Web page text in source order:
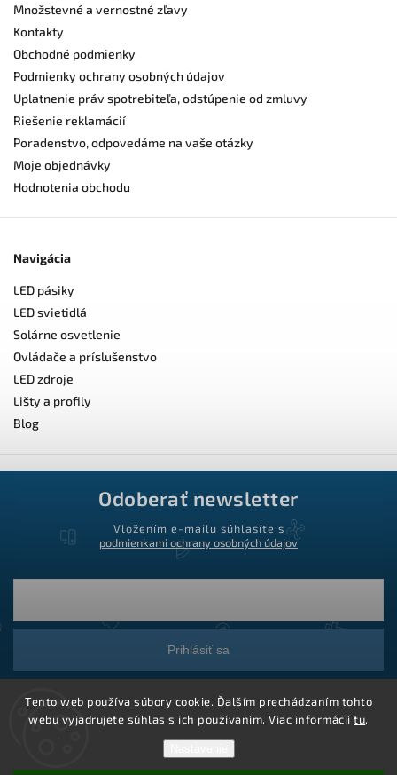
Tento web používa súbory cookie. Ďalším prechádzaním tohto
webu vyjadrujete súhlas s ich používaním. Viac informáciítu.
Množstevné a vernostné zľavy
Kontakty
Obchodné podmienky
Podmienky ochrany osobných údajov
Uplatnenie práv spotrebiteľa, odstúpenie od zmluvy
Riešenie reklamácií
Poradenstvo, odpovedáme na vaše otázky
Moje objednávky
Hodnotenia obchodu
Navigácia
LED pásiky
LED svietidlá
Solárne osvetlenie
Ovládače a príslušenstvo
LED zdroje
Lišty a profily
Blog
Odoberať newsletter
Vložením e-mailu súhlasíte s
podmienkami ochrany osobných údajov
Prihlásiť sa